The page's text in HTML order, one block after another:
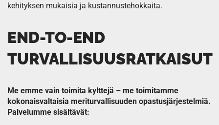
kehityksen mukaisia ja kustannustehokkaita.
END-TO-END
TURVALLISUUSRATKAISUT
Me emme vain toimita kylttejä – me toimitamme
kokonaisvaltaisia meriturvallisuuden opastusjärjestelmiä.
Palvelumme sisältävät: